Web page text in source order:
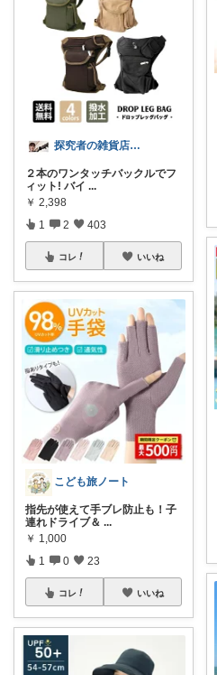
探究者の雑貨店⭐︎ ☀️🌻🍉✨
２本のワンタッチバックルでフ
ィット! バイ ...
￥ 2,398
1 2 403
コレ いいね
こども旅ノート
指先が使えて手ブレ防止も！子
連れドライブ＆ ...
￥ 1,000
1 0 23
コレ いいね